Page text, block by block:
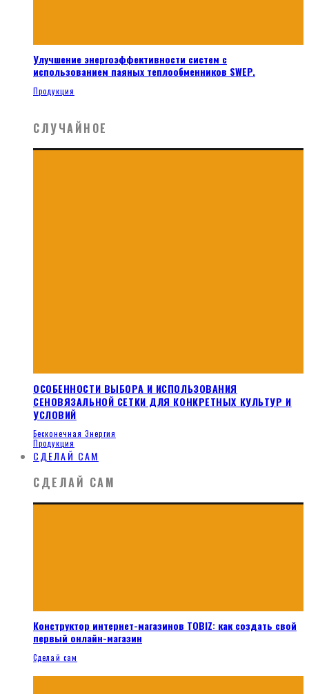
Улучшение энергоэффективности систем с
использованием паяных теплообменников SWEP.
Продукция
СЛУЧАЙНОЕ
ОСОБЕННОСТИ ВЫБОРА И ИСПОЛЬЗОВАНИЯ
СЕНОВЯЗАЛЬНОЙ СЕТКИ ДЛЯ КОНКРЕТНЫХ КУЛЬТУР И
УСЛОВИЙ
Бесконечная Энергия
Продукция
СДЕЛАЙ САМ
СДЕЛАЙ САМ
Конструктор интернет-магазинов TOBIZ: как создать свой
первый онлайн-магазин
Сделай сам